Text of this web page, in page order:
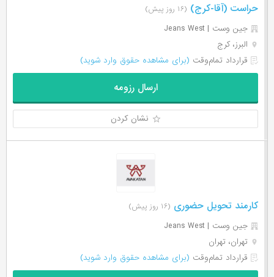
حراست (آقا-کرج) (۱۶ روز پیش)
جین وست | Jeans West
البرز، کرج
قرارداد تمام‌وقت (برای مشاهده حقوق وارد شوید)
ارسال رزومه
نشان کردن
کارمند تحویل حضوری (۱۶ روز پیش)
جین وست | Jeans West
تهران، تهران
قرارداد تمام‌وقت (برای مشاهده حقوق وارد شوید)